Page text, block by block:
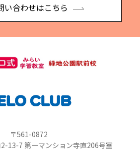
い合わせはこちら
〒561-0872
13-7 第一マンション寺直206号室